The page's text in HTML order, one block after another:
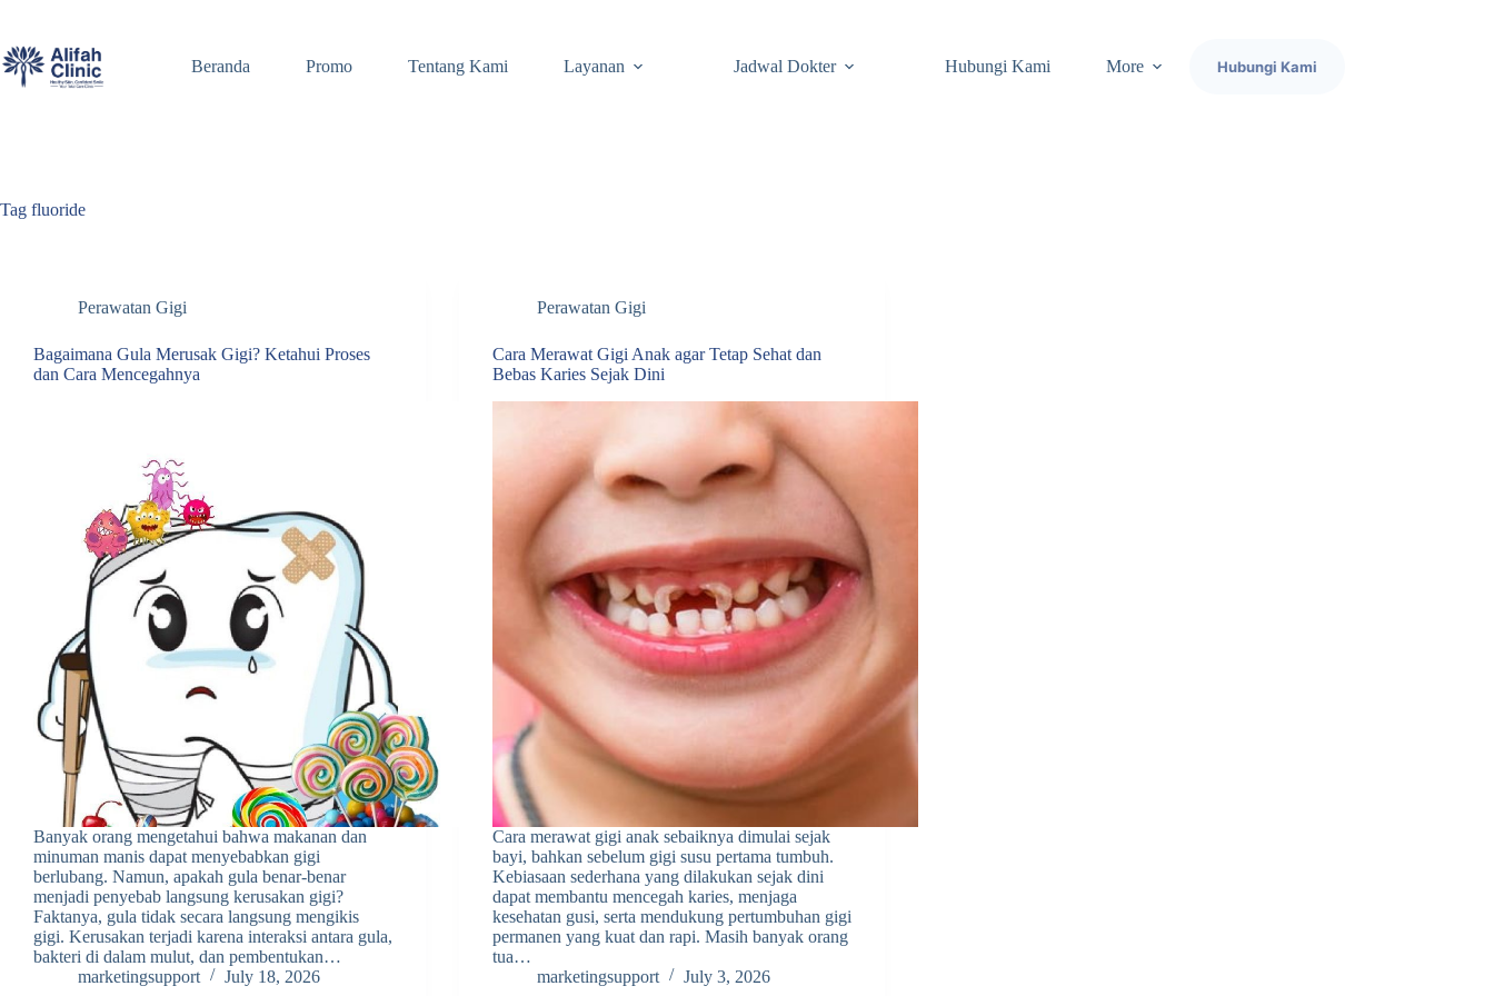
content
Beranda
Promo Tentang Kami Layanan Jadwal Dokter Hubungi Kami More Hubungi Kami
Tag fluoride
Perawatan Gigi
Bagaimana Gula Merusak Gigi? Ketahui Proses
dan Cara Mencegahnya
Banyak orang mengetahui bahwa makanan dan
minuman manis dapat menyebabkan gigi
berlubang. Namun, apakah gula benar-benar
menjadi penyebab langsung kerusakan gigi?
Faktanya, gula tidak secara langsung mengikis
gigi. Kerusakan terjadi karena interaksi antara gula,
bakteri di dalam mulut, dan pembentukan…
marketingsupport
July 18, 2026
Perawatan Gigi
Cara Merawat Gigi Anak agar Tetap Sehat dan
Bebas Karies Sejak Dini
Cara merawat gigi anak sebaiknya dimulai sejak
bayi, bahkan sebelum gigi susu pertama tumbuh.
Kebiasaan sederhana yang dilakukan sejak dini
dapat membantu mencegah karies, menjaga
kesehatan gusi, serta mendukung pertumbuhan gigi
permanen yang kuat dan rapi. Masih banyak orang
tua…
marketingsupport
July 3, 2026